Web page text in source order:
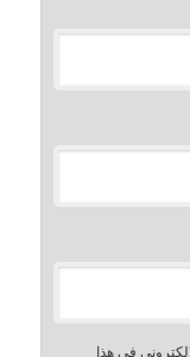
في هذا